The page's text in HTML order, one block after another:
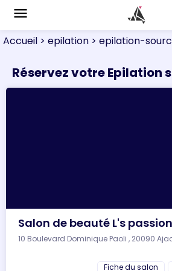
menu
Accueil > epilation > epilation-
Réservez votre Epilation
Salon de beauté L's
10 Boulevard Dominique Paoli , 20090
Fiche du salon